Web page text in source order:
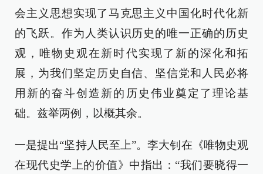
会主义思想实现了马克思主义中国化时代化新
的飞跃。作为人类认识历史的唯一正确的历史
观，唯物史观在新时代实现了新的深化和拓
展，为我们坚定历史自信、坚信党和人民必将
用新的奋斗创造新的历史伟业奠定了理论基
础。兹举两例，以概其余。
一是提出“坚持人民至上”。李大钊在《唯物史观
在现代史学上的价值》中指出：“我们要晓得一